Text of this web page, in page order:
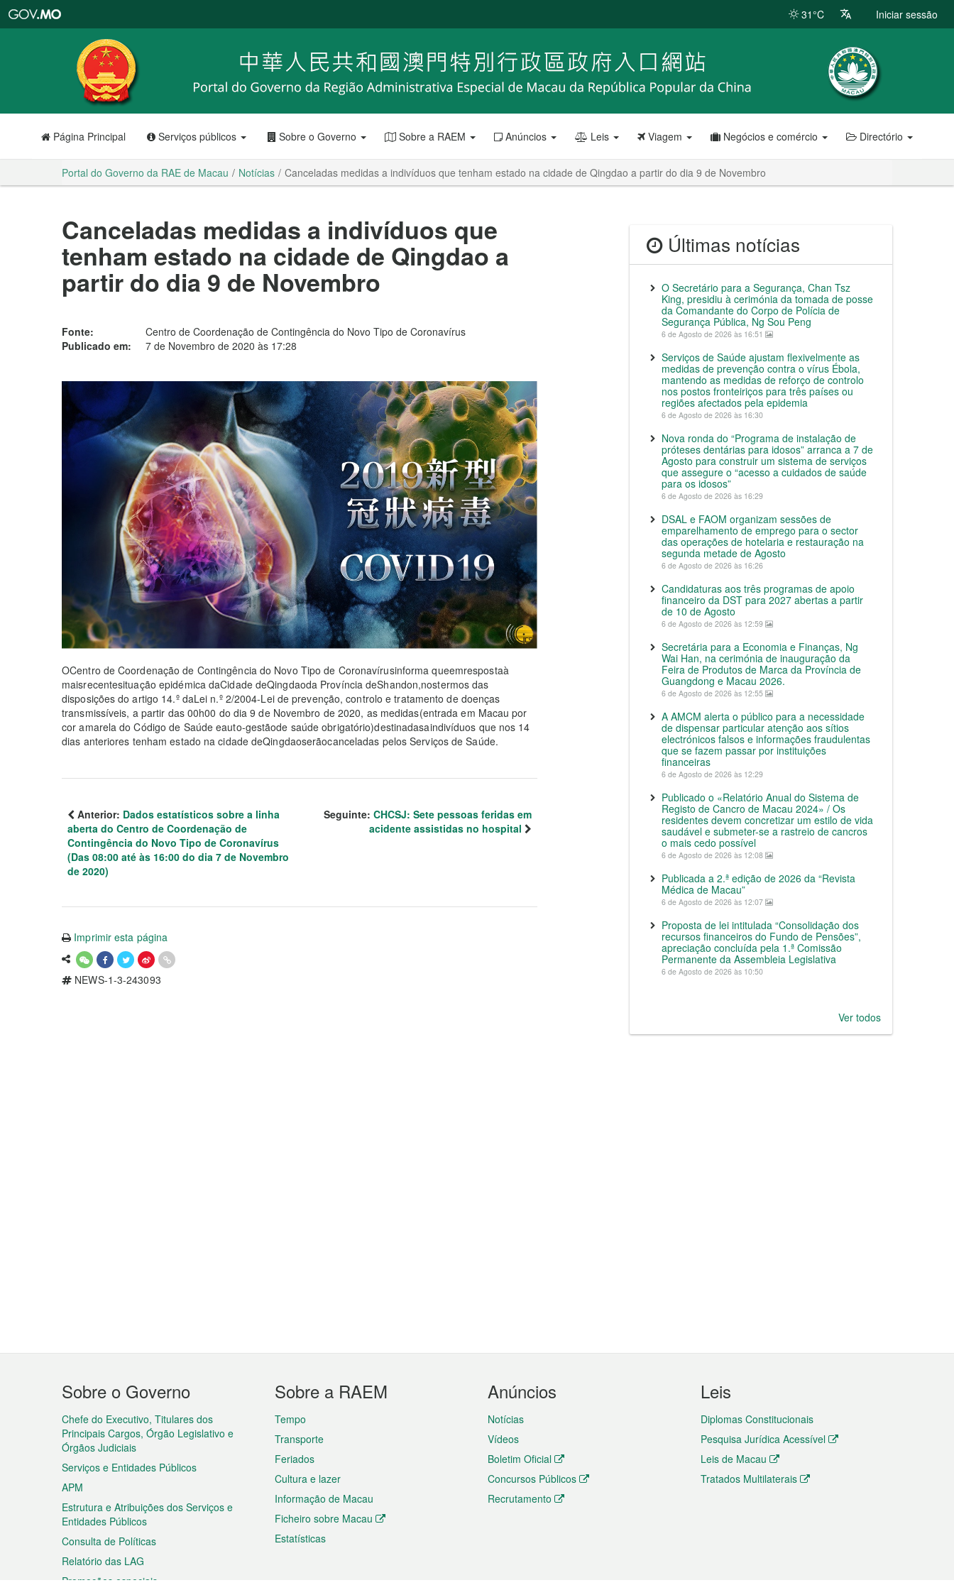
RAE
de
Macau
31°C Iniciar sessão
Página Principal Serviços públicos Sobre o Governo Sobre a RAEM Anúncios Leis Viagem Negócios e comércio Directório
Portal do Governo da RAE de Macau Notícias Canceladas medidas a indivíduos que tenham estado na cidade de Qingdao a partir do dia 9 de Novembro
Canceladas medidas a indivíduos que
tenham estado na cidade de Qingdao a
partir do dia 9 de Novembro
Fonte:
Centro de Coordenação de Contingência do Novo Tipo de Coronavírus
Publicado em:
7 de Novembro de 2020 às 17:28
OCentro de Coordenação de Contingência do Novo Tipo de Coronavírusinforma queemrespostaà
maisrecentesituação epidémica daCidade deQingdaoda Província deShandon,nostermos das
disposições do artigo 14.º daLei n.º 2/2004-Lei de prevenção, controlo e tratamento de doenças
transmissíveis, a partir das 00h00 do dia 9 de Novembro de 2020, as medidas(entrada em Macau por
cor amarela do Código de Saúde eauto-gestãode saúde obrigatório)destinadasaindivíduos que nos 14
dias anteriores tenham estado na cidade deQingdaoserãocanceladas pelos Serviços de Saúde.
Anterior: Dados estatísticos sobre a linha
aberta do Centro de Coordenação de
Contingência do Novo Tipo de Coronavírus
(Das 08:00 até às 16:00 do dia 7 de Novembro
de 2020)
Seguinte: CHCSJ: Sete pessoas feridas em
acidente assistidas no hospital
Imprimir esta página
NEWS-1-3-243093
Últimas notícias
O Secretário para a Segurança, Chan Tsz
King, presidiu à cerimónia da tomada de posse
da Comandante do Corpo de Polícia de
Segurança Pública, Ng Sou Peng
6 de Agosto de 2026 às 16:51
Serviços de Saúde ajustam flexivelmente as
medidas de prevenção contra o vírus Ébola,
mantendo as medidas de reforço de controlo
nos postos fronteiriços para três países ou
regiões afectados pela epidemia
6 de Agosto de 2026 às 16:30
Nova ronda do “Programa de instalação de
próteses dentárias para idosos” arranca a 7 de
Agosto para construir um sistema de serviços
que assegure o “acesso a cuidados de saúde
para os idosos”
6 de Agosto de 2026 às 16:29
DSAL e FAOM organizam sessões de
emparelhamento de emprego para o sector
das operações de hotelaria e restauração na
segunda metade de Agosto
6 de Agosto de 2026 às 16:26
Candidaturas aos três programas de apoio
financeiro da DST para 2027 abertas a partir
de 10 de Agosto
6 de Agosto de 2026 às 12:59
Secretária para a Economia e Finanças, Ng
Wai Han, na cerimónia de inauguração da
Feira de Produtos de Marca da Província de
Guangdong e Macau 2026.
6 de Agosto de 2026 às 12:55
A AMCM alerta o público para a necessidade
de dispensar particular atenção aos sítios
electrónicos falsos e informações fraudulentas
que se fazem passar por instituições
financeiras
6 de Agosto de 2026 às 12:29
Publicado o «Relatório Anual do Sistema de
Registo de Cancro de Macau 2024» / Os
residentes devem concretizar um estilo de vida
saudável e submeter-se a rastreio de cancros
o mais cedo possível
6 de Agosto de 2026 às 12:08
Publicada a 2.ª edição de 2026 da “Revista
Médica de Macau”
6 de Agosto de 2026 às 12:07
Proposta de lei intitulada “Consolidação dos
recursos financeiros do Fundo de Pensões”,
apreciação concluída pela 1.ª Comissão
Permanente da Assembleia Legislativa
6 de Agosto de 2026 às 10:50
Ver todos
Menu
do
rodapé
Sobre o Governo
Chefe do Executivo, Titulares dos
Principais Cargos, Órgão Legislativo e
Órgãos Judiciais
Serviços e Entidades Públicos
APM
Estrutura e Atribuições dos Serviços e
Entidades Públicos
Consulta de Políticas
Relatório das LAG
Promoções especiais
Sobre a RAEM
Tempo
Transporte
Feriados
Cultura e lazer
Informação de Macau
Ficheiro sobre Macau
Estatísticas
Anúncios
Notícias
Vídeos
Boletim Oficial
Concursos Públicos
Recrutamento
Leis
Diplomas Constitucionais
Pesquisa Jurídica Acessível
Leis de Macau
Tratados Multilaterais